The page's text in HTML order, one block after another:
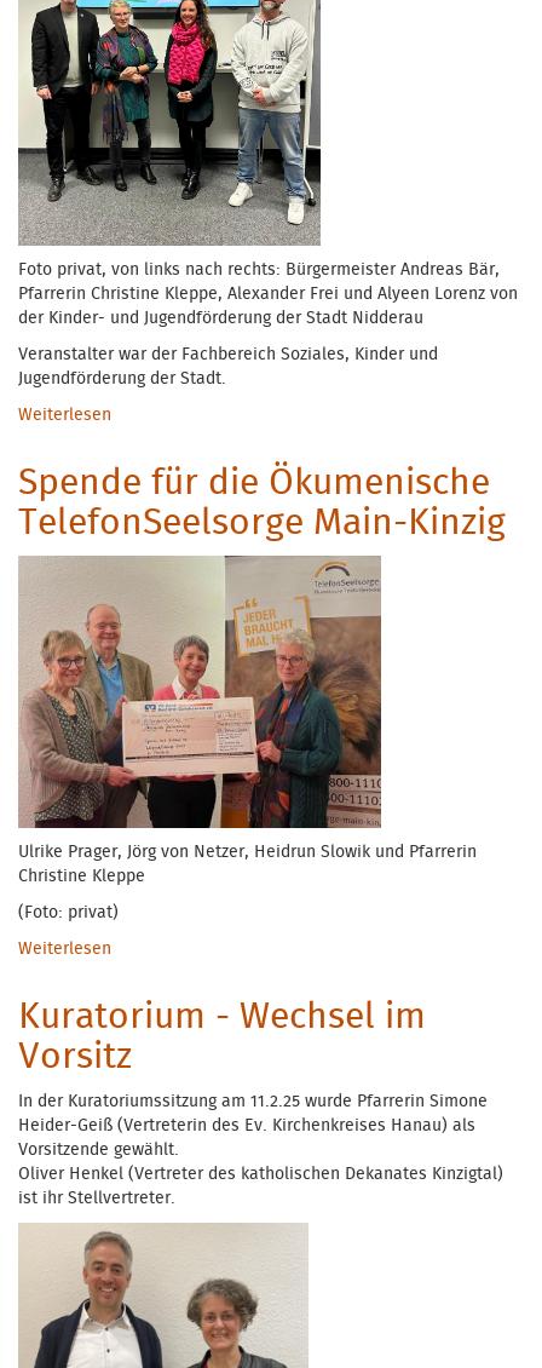
Foto privat, von links nach rechts: Bürgermeister Andreas Bär,
Pfarrerin Christine Kleppe, Alexander Frei und Alyeen Lorenz von
der Kinder- und Jugendförderung der Stadt Nidderau
Veranstalter war der Fachbereich Soziales, Kinder und
Jugendförderung der Stadt.
Weiterlesen
Spende für die Ökumenische
TelefonSeelsorge Main-Kinzig
Ulrike Prager, Jörg von Netzer, Heidrun Slowik und Pfarrerin
Christine Kleppe
(Foto: privat)
Weiterlesen
Kuratorium - Wechsel im
Vorsitz
In der Kuratoriumssitzung am 11.2.25 wurde Pfarrerin Simone
Heider-Geiß (Vertreterin des Ev. Kirchenkreises Hanau) als
Vorsitzende gewählt.
Oliver Henkel (Vertreter des katholischen Dekanates Kinzigtal)
ist ihr Stellvertreter.